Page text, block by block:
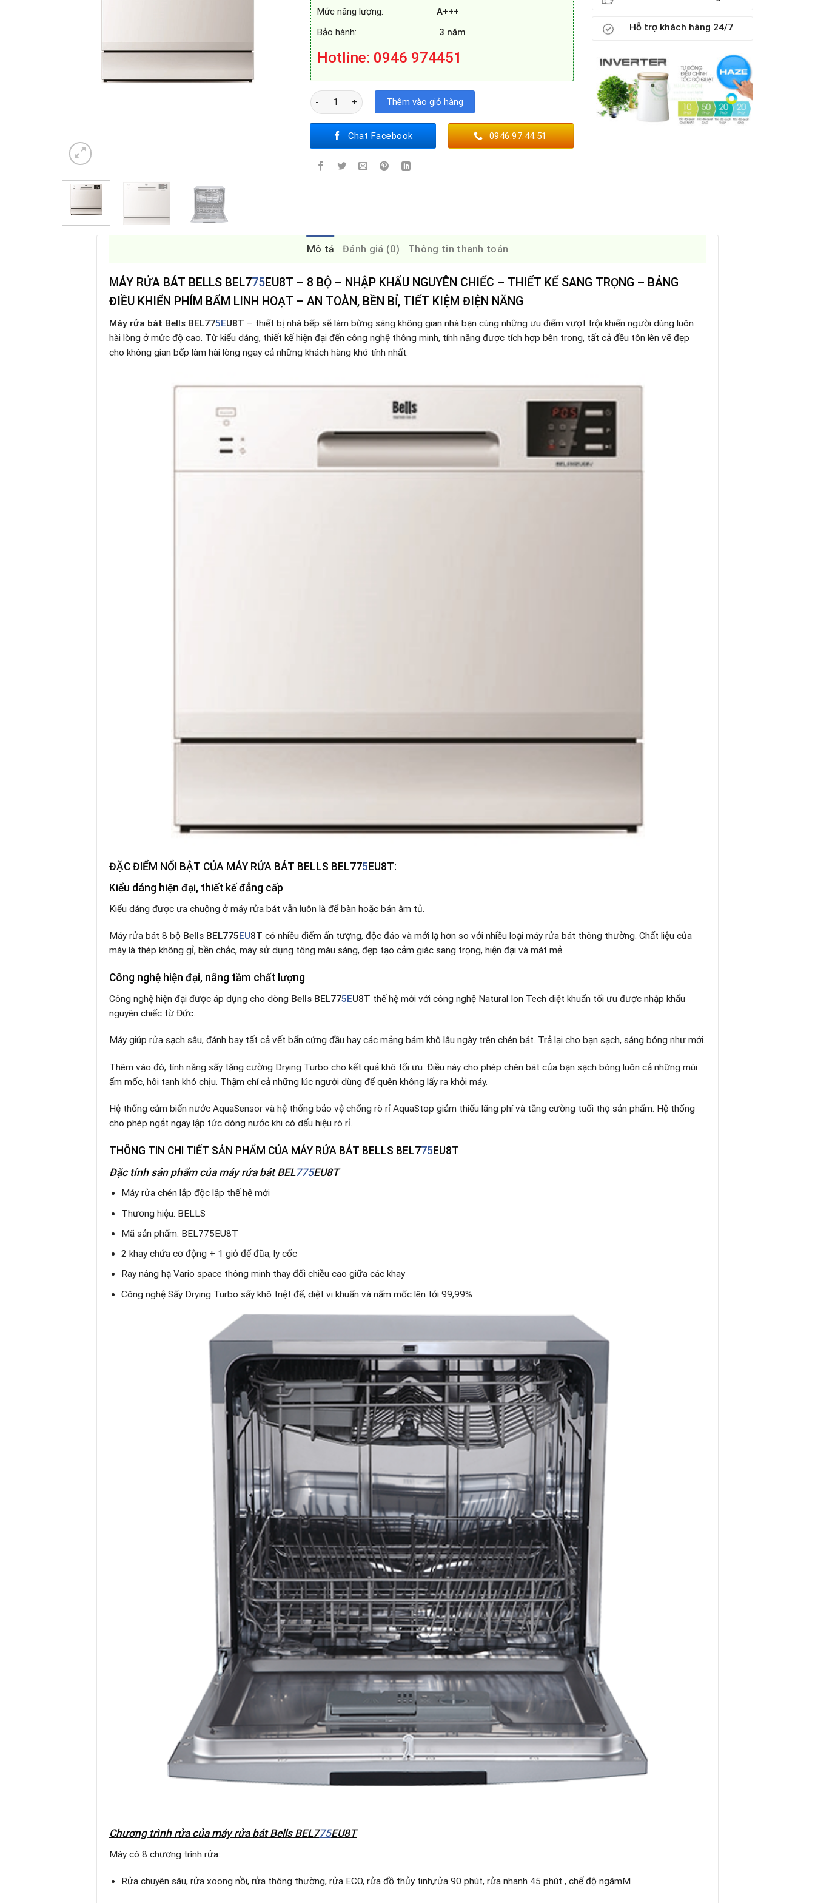
Mức năng lượng: A+++
Bảo hành:
3 năm
Hotline: 0946 974451
MÁY RỬA BÁT BELLS BEL775EU8T số lượng
Thêm vào giỏ hàng
Chat Facebook 0946.97.44.51
Hỗ trợ khách hàng 24/7
Mô tả Đánh giá (0) Thông tin thanh toán
MÁY RỬA BÁT BELLS BEL775EU8T – 8 BỘ – NHẬP KHẨU NGUYÊN CHIẾC – THIẾT KẾ SANG TRỌNG – BẢNG
ĐIỀU KHIỂN PHÍM BẤM LINH HOẠT – AN TOÀN, BỀN BỈ, TIẾT KIỆM ĐIỆN NĂNG
Máy rửa bát Bells BEL775EU8T – thiết bị nhà bếp sẽ làm bừng sáng không gian nhà bạn cùng những ưu điểm vượt trội khiến người dùng luôn
hài lòng ở mức độ cao. Từ kiểu dáng, thiết kế hiện đại đến công nghệ thông minh, tính năng được tích hợp bên trong, tất cả đều tôn lên vẽ đẹp
cho không gian bếp làm hài lòng ngay cả những khách hàng khó tính nhất.
ĐẶC ĐIỂM NỔI BẬT CỦA MÁY RỬA BÁT BELLS BEL775EU8T:
Kiểu dáng hiện đại, thiết kế đẳng cấp
Kiểu dáng được ưa chuộng ở máy rửa bát vẫn luôn là để bàn hoặc bán âm tủ.
Máy rửa bát 8 bộ Bells BEL775EU8T có nhiều điểm ấn tượng, độc đáo và mới lạ hơn so với nhiều loại máy rửa bát thông thường. Chất liệu của
máy là thép không gỉ, bền chắc, máy sử dụng tông màu sáng, đẹp tạo cảm giác sang trọng, hiện đại và mát mẻ.
Công nghệ hiện đại, nâng tầm chất lượng
Công nghệ hiện đại được áp dụng cho dòng Bells BEL775EU8T thế hệ mới với công nghệ Natural Ion Tech diệt khuẩn tối ưu được nhập khẩu
nguyên chiếc từ Đức.
Máy giúp rửa sạch sâu, đánh bay tất cả vết bẩn cứng đầu hay các mảng bám khô lâu ngày trên chén bát. Trả lại cho bạn sạch, sáng bóng như mới.
Thêm vào đó, tính năng sấy tăng cường Drying Turbo cho kết quả khô tối ưu. Điều này cho phép chén bát của bạn sạch bóng luôn cả những mùi
ẩm mốc, hôi tanh khó chịu. Thậm chí cả những lúc người dùng để quên không lấy ra khỏi máy.
Hệ thống cảm biến nước AquaSensor và hệ thống bảo vệ chống rò rỉ AquaStop giảm thiểu lãng phí và tăng cường tuổi thọ sản phẩm. Hệ thống
cho phép ngắt ngay lập tức dòng nước khi có dấu hiệu rò rỉ.
THÔNG TIN CHI TIẾT SẢN PHẨM CỦA MÁY RỬA BÁT BELLS BEL775EU8T
Đặc tính sản phẩmcủa máy rửa bát BEL775EU8T
Máy rửa chén lắp độc lập thế hệ mới
Thương hiệu: BELLS
Mã sản phẩm: BEL775EU8T
2 khay chứa cơ động + 1 giỏ để đũa, ly cốc
Ray nâng hạ Vario space thông minh thay đổi chiều cao giữa các khay
Công nghệ Sấy Drying Turbo sấy khô triệt để, diệt vi khuẩn và nấm mốc lên tới 99,99%
Chương trình rửacủa máy rửa bát Bells BEL775EU8T
Máy có 8 chương trình rửa:
Rửa chuyên sâu, rửa xoong nồi, rửa thông thường, rửa ECO, rửa đồ thủy tinh,rửa 90 phút, rửa nhanh 45 phút , chế độ ngâmM